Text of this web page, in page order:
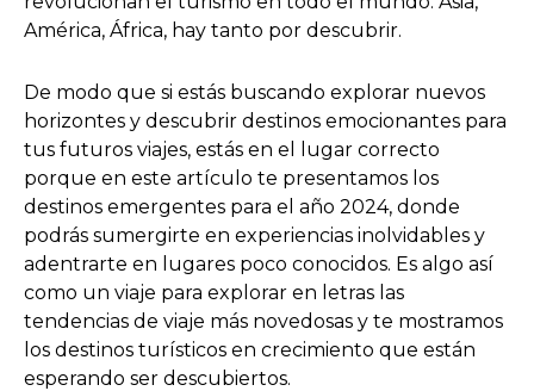
América, África, hay tanto por descubrir.
De modo que si estás buscando explorar nuevos
horizontes y descubrir destinos emocionantes para
tus futuros viajes, estás en el lugar correcto
porque en este artículo te presentamos los
destinos emergentes para el año 2024, donde
podrás sumergirte en experiencias inolvidables y
adentrarte en lugares poco conocidos. Es algo así
como un viaje para explorar en letras las
tendencias de viaje más novedosas y te mostramos
los destinos turísticos en crecimiento que están
esperando ser descubiertos.